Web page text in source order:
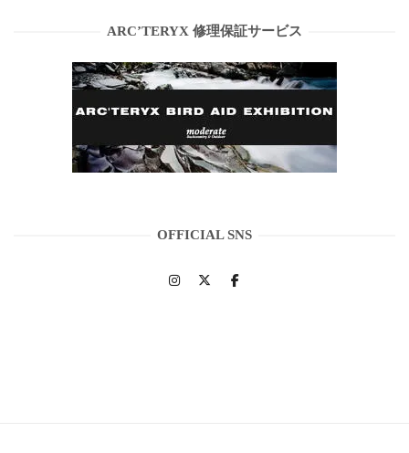
ARC’TERYX 修理保証サービス
OFFICIAL SNS